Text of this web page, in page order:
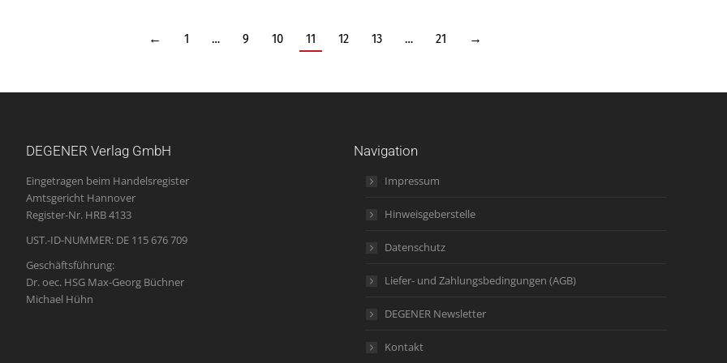
← 1 … 9 10 11 12 13 … 21 →
DEGENER Verlag GmbH
Eingetragen beim Handelsregister
Amtsgericht Hannover
Register-Nr. HRB 4133
UST.-ID-NUMMER: DE 115 676 709
Geschäftsführung:
Dr. oec. HSG Max-Georg Büchner
Michael Hühn
Navigation
Impressum
Hinweisgeberstelle
Datenschutz
Liefer- und Zahlungsbedingungen (AGB)
DEGENER Newsletter
Kontakt